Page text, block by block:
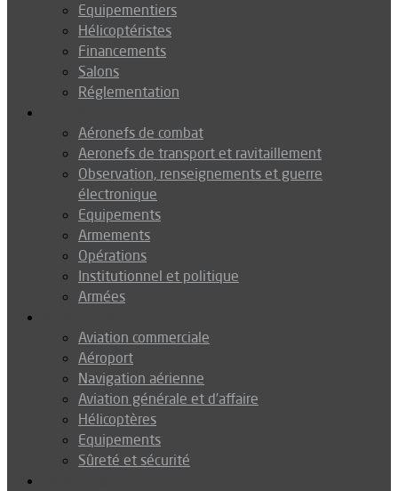
Equipementiers
Hélicoptéristes
Financements
Salons
Réglementation
Aéronefs de combat
Aeronefs de transport et ravitaillement
Observation, renseignements et guerre
électronique
Equipements
Armements
Opérations
Institutionnel et politique
Armées
Aviation commerciale
Aéroport
Navigation aérienne
Aviation générale et d’affaire
Hélicoptères
Equipements
Sûreté et sécurité